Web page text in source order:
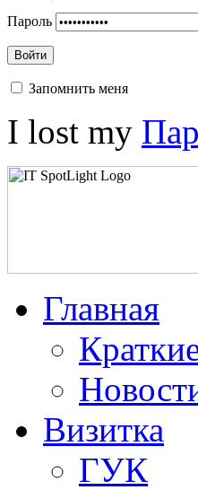
Пароль
Войти
Запомнить меня
I lost my
Главная
Визитка
ГУК